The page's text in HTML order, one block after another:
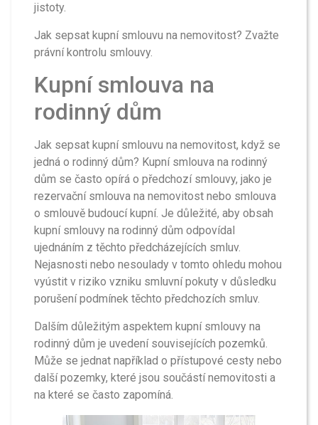
jistoty.
Jak sepsat kupní smlouvu na nemovitost? Zvažte
právní kontrolu smlouvy.
Kupní smlouva na
rodinný dům
Jak sepsat kupní smlouvu na nemovitost, když se
jedná o rodinný dům? Kupní smlouva na rodinný
dům se často opírá o předchozí smlouvy, jako je
rezervační smlouva na nemovitost nebo smlouva
o smlouvě budoucí kupní. Je důležité, aby obsah
kupní smlouvy na rodinný dům odpovídal
ujednáním z těchto předcházejících smluv.
Nejasnosti nebo nesoulady v tomto ohledu mohou
vyústit v riziko vzniku smluvní pokuty v důsledku
porušení podmínek těchto předchozích smluv.
Dalším důležitým aspektem kupní smlouvy na
rodinný dům je uvedení souvisejících pozemků.
Může se jednat například o přístupové cesty nebo
další pozemky, které jsou součástí nemovitosti a
na které se často zapomíná.